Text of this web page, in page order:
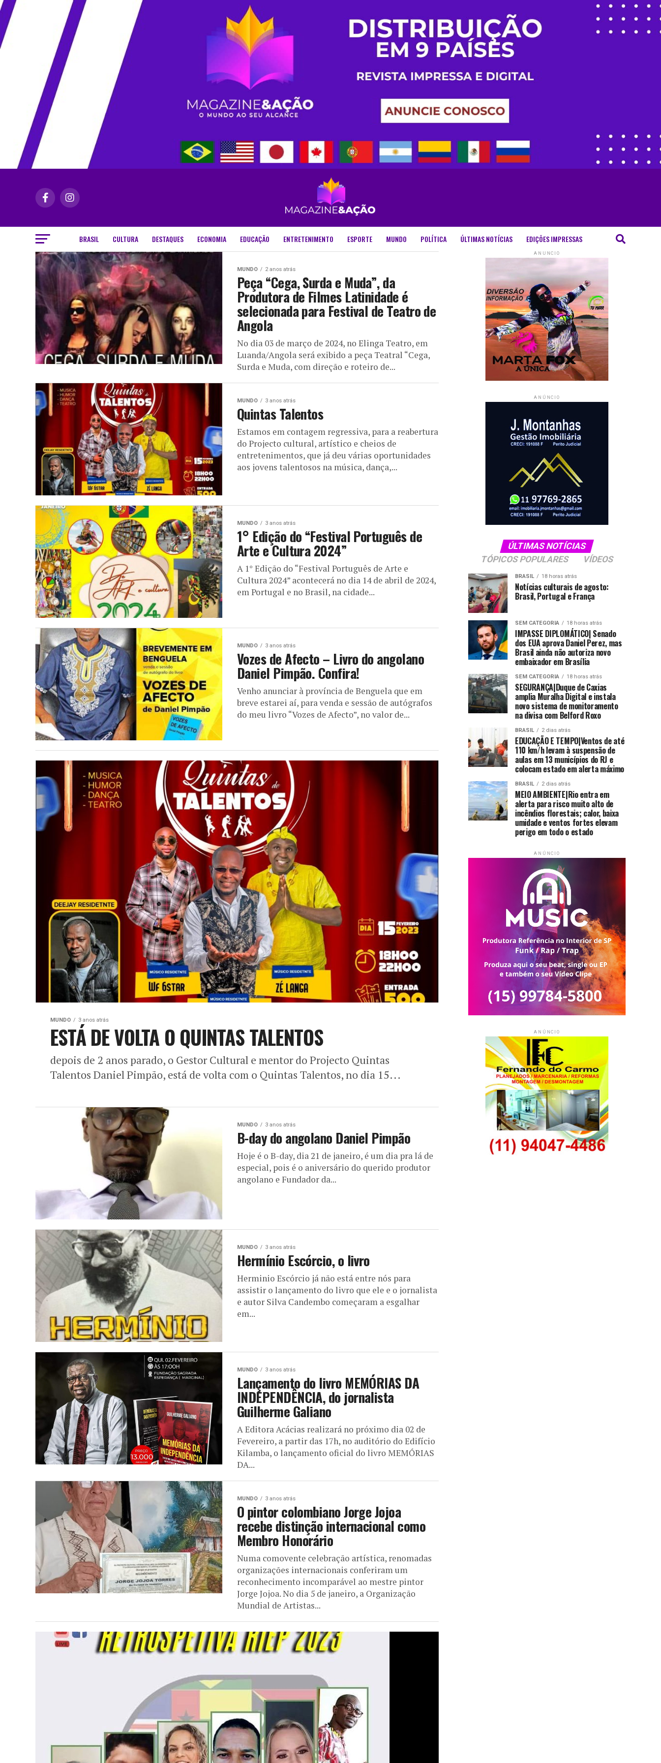
BRASIL CULTURA DESTAQUES ECONOMIA EDUCAÇÃO ENTRETENIMENTO ESPORTE MUNDO POLÍTICA ÚLTIMAS NOTÍCIAS EDIÇÕES IMPRESSAS
MUNDO 2 anos atrás
Peça “Cega, Surda e Muda”, da
Produtora de Filmes Latinidade é
selecionada para Festival de Teatro de
Angola
No dia 03 de março de 2024, no Elinga Teatro, em
Luanda/Angola será exibido a peça Teatral “Cega,
Surda e Muda, com direção e roteiro de...
MUNDO 3 anos atrás
Quintas Talentos
Estamos em contagem regressiva, para a reabertura
do Projecto cultural, artístico e cheios de
entretenimentos, que já deu várias oportunidades
aos jovens talentosos na música, dança,...
MUNDO 3 anos atrás
1° Edição do “Festival Português de
Arte e Cultura 2024”
A 1° Edição do “Festival Português de Arte e
Cultura 2024” acontecerá no dia 14 de abril de 2024,
em Portugal e no Brasil, na cidade...
MUNDO 3 anos atrás
Vozes de Afecto – Livro do angolano
Daniel Pimpão. Confira!
Venho anunciar à província de Benguela que em
breve estarei aí, para venda e sessão de autógrafos
do meu livro “Vozes de Afecto”, no valor de...
MUNDO 3 anos atrás
ESTÁ DE VOLTA O QUINTAS TALENTOS
depois de 2 anos parado, o Gestor Cultural e mentor do Projecto Quintas
Talentos Daniel Pimpão, está de volta com o Quintas Talentos, no dia 15...
MUNDO 3 anos atrás
B-day do angolano Daniel Pimpão
Hoje é o B-day, dia 21 de janeiro, é um dia pra lá de
especial, pois é o aniversário do querido produtor
angolano e Fundador da...
MUNDO 3 anos atrás
Hermínio Escórcio, o livro
Herminio Escórcio já não está entre nós para
assistir o lançamento do livro que ele e o jornalista
e autor Silva Candembo começaram a esgalhar
em...
MUNDO 3 anos atrás
Lançamento do livro MEMÓRIAS DA
INDEPENDÊNCIA, do jornalista
Guilherme Galiano
A Editora Acácias realizará no próximo dia 02 de
Fevereiro, a partir das 17h, no auditório do Edifício
Kilamba, o lançamento oficial do livro MEMÓRIAS
DA...
MUNDO 3 anos atrás
O pintor colombiano Jorge Jojoa
recebe distinção internacional como
Membro Honorário
Numa comovente celebração artística, renomadas
organizações internacionais conferiram um
reconhecimento incomparável ao mestre pintor
Jorge Jojoa. No dia 5 de janeiro, a Organização
Mundial de Artistas...
ANÚNCIO
ANÚNCIO
ÚLTIMAS NOTÍCIAS
TÓPICOS POPULARES
VÍDEOS
BRASIL 18 horas atrás
Notícias culturais de agosto:
Brasil, Portugal e França
SEM CATEGORIA 18 horas atrás
IMPASSE DIPLOMÁTICO| Senado
dos EUA aprova Daniel Perez, mas
Brasil ainda não autoriza novo
embaixador em Brasília
SEM CATEGORIA 18 horas atrás
SEGURANÇA|Duque de Caxias
amplia Muralha Digital e instala
novo sistema de monitoramento
na divisa com Belford Roxo
BRASIL 2 dias atrás
EDUCAÇÃO E TEMPO|Ventos de até
110 km/h levam à suspensão de
aulas em 13 municípios do RJ e
colocam estado em alerta máximo
BRASIL 2 dias atrás
MEIO AMBIENTE|Rio entra em
alerta para risco muito alto de
incêndios florestais; calor, baixa
umidade e ventos fortes elevam
perigo em todo o estado
ANÚNCIO
ANÚNCIO